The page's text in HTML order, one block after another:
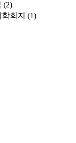
(2)
회지 (1)